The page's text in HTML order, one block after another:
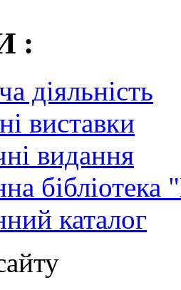
:
діяльність
виставки
видання
каталог